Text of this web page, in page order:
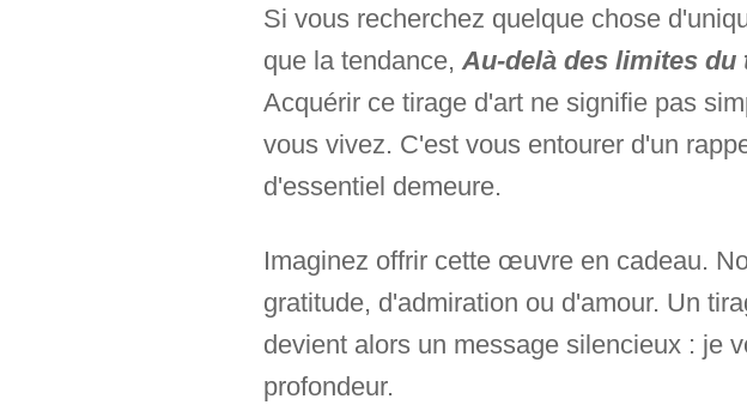
Si vous recherchez quelque chose
que la tendance, Au-delà des limites du
Acquérir ce tirage d'art ne signifie pas
vous vivez. C'est vous entourer d'un
d'essentiel demeure.
Imaginez offrir cette œuvre en cadeau.
gratitude, d'admiration ou d'amour. Un
devient alors un message silencieux : je
profondeur.